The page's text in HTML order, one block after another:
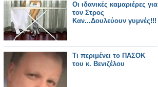
Οι ιδανικές καμαριέρες για
τον Στρος
Καν...Δουλεύουν γυμνές!!!
Tι περιμένει το ΠΑΣΟΚ
του κ. Βενιζέλου